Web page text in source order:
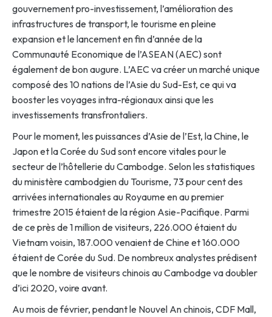
gouvernement pro-investissement, l’amélioration des
infrastructures de transport, le tourisme en pleine
expansion et le lancement en fin d’année de la
Communauté Economique de l’ASEAN (AEC) sont
également de bon augure. L’AEC va créer un marché unique
composé des 10 nations de l’Asie du Sud-Est, ce qui va
booster les voyages intra-régionaux ainsi que les
investissements transfrontaliers.
Pour le moment, les puissances d’Asie de l’Est, la Chine, le
Japon et la Corée du Sud sont encore vitales pour le
secteur de l’hôtellerie du Cambodge. Selon les statistiques
du ministère cambodgien du Tourisme, 73 pour cent des
arrivées internationales au Royaume en au premier
trimestre 2015 étaient de la région Asie-Pacifique. Parmi
de ce près de 1 million de visiteurs, 226.000 étaient du
Vietnam voisin, 187.000 venaient de Chine et 160.000
étaient de Corée du Sud. De nombreux analystes prédisent
que le nombre de visiteurs chinois au Cambodge va doubler
d’ici 2020, voire avant.
Au mois de février, pendant le Nouvel An chinois, CDF Mall,